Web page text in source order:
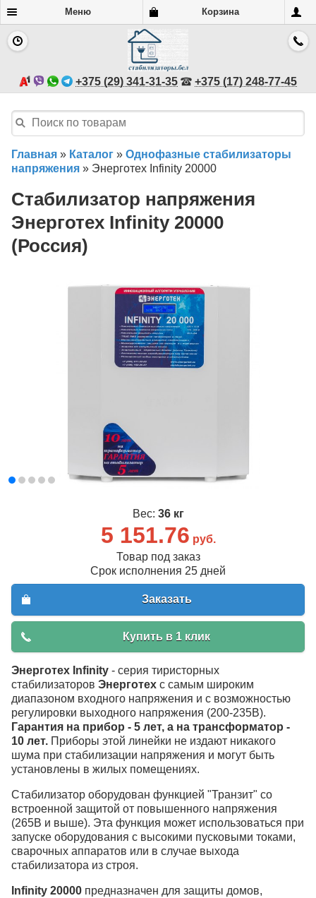
Меню Корзина
+375 (29) 341-31-35 +375 (17) 248-77-45
Главная » Каталог » Однофазные стабилизаторы
напряжения » Энерготех Infinity 20000
Стабилизатор напряжения
Энерготех Infinity 20000
(Россия)
Вес: 36 кг
5 151.76 руб.
Товар под заказ
Срок исполнения 25 дней
Заказать
Купить в 1 клик
Энерготех Infinity - серия тиристорных
стабилизаторов Энерготех с самым широким
диапазоном входного напряжения и с возможностью
регулировки выходного напряжения (200-235В).
Гарантия на прибор - 5 лет, а на трансформатор -
10 лет. Приборы этой линейки не издают никакого
шума при стабилизации напряжения и могут быть
установлены в жилых помещениях.
Стабилизатор оборудован функцией "Транзит" со
встроенной защитой от повышенного напряжения
(265В и выше). Эта функция может использоваться при
запуске оборудования с высокими пусковыми токами,
сварочных аппаратов или в случае выхода
стабилизатора из строя.
Infinity 20000 предназначен для защиты домов,